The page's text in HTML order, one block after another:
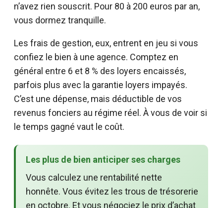
n’avez rien souscrit. Pour 80 à 200 euros par an,
vous dormez tranquille.
Les frais de gestion, eux, entrent en jeu si vous
confiez le bien à une agence. Comptez en
général entre 6 et 8 % des loyers encaissés,
parfois plus avec la garantie loyers impayés.
C’est une dépense, mais déductible de vos
revenus fonciers au régime réel. À vous de voir si
le temps gagné vaut le coût.
Les plus de bien anticiper ses charges
Vous calculez une rentabilité nette
honnête. Vous évitez les trous de trésorerie
en octobre. Et vous négociez le prix d’achat